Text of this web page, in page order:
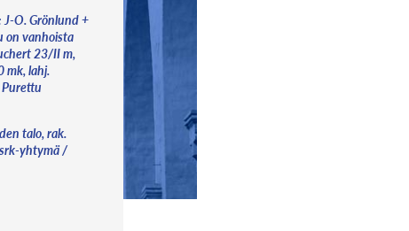
J-O. Grönlund +
on vanhoista
23/II m,
mk, lahj.
talo, rak.
yhtymä /